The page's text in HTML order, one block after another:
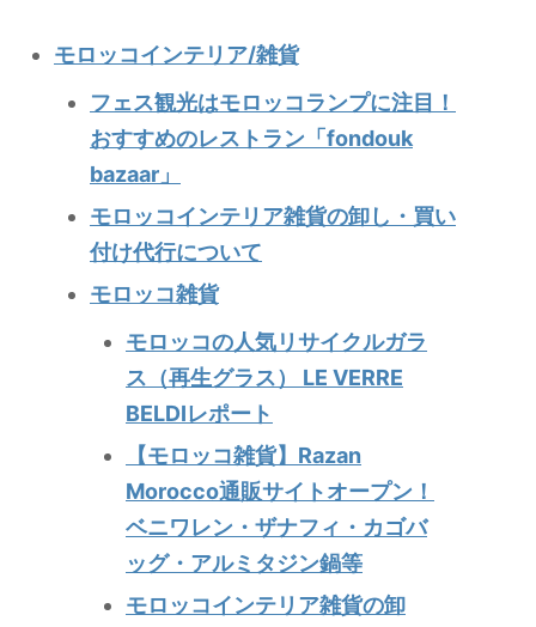
モロッコインテリア/雑貨
フェス観光はモロッコランプに注目！
おすすめのレストラン「fondouk
bazaar」
モロッコインテリア雑貨の卸し・買い
付け代行について
モロッコ雑貨
モロッコの人気リサイクルガラ
ス（再生グラス） LE VERRE
BELDIレポート
【モロッコ雑貨】Razan
Morocco通販サイトオープン！
ベニワレン・ザナフィ・カゴバ
ッグ・アルミタジン鍋等
モロッコインテリア雑貨の卸